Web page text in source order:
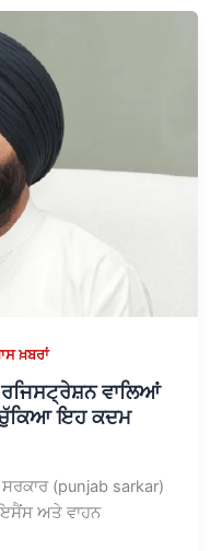
ਖ਼ਬਰਾਂ
ਵਾਲਿਆਂ
ਇਹ ਕਦਮ
(punjab sarkar)
ਅਤੇ ਵਾਹਨ